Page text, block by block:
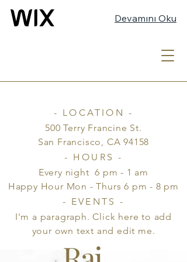
Devamını Oku